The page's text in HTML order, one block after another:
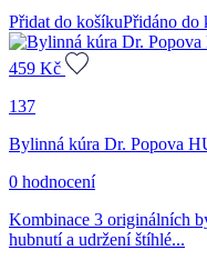
Přidat do košíkuPřidáno do
459 Kč
137
Bylinná kúra Dr. Popova
0 hodnocení
Kombinace 3 originálních
hubnutí a udržení štíhlé...